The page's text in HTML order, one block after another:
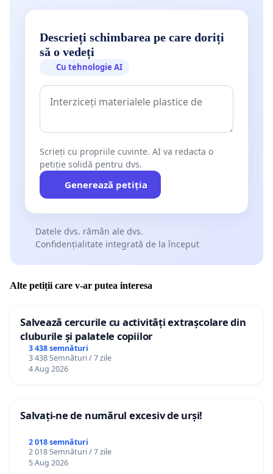
Descrieți schimbarea pe care doriți
să o vedeți
Cu tehnologie AI
Scrieți cu propriile cuvinte. AI va redacta o
petiție solidă pentru dvs.
Generează petiția
Datele dvs. rămân ale dvs.
Confidențialitate integrată de la început
Alte petiții care v-ar putea interesa
Salvează cercurile cu activități extrașcolare din
cluburile și palatele copiilor
3 438 semnături
3 438 Semnături / 7 zile
4 Aug 2026
Salvați-ne de numărul excesiv de urși!
2 018 semnături
2 018 Semnături / 7 zile
5 Aug 2026